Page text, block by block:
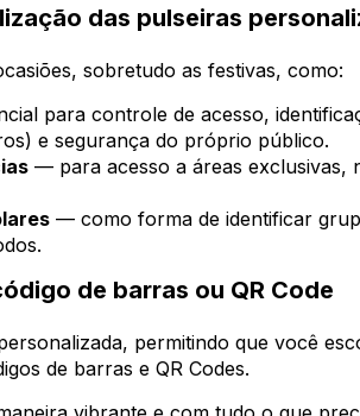
das pulseiras
sobretudo as festivas, como:
para controle de acesso,
e segurança do próprio público.
— para acesso a áreas exclusivas,
— como forma de identificar
de barras ou QR Code
permitindo que você
de barras e QR Codes.